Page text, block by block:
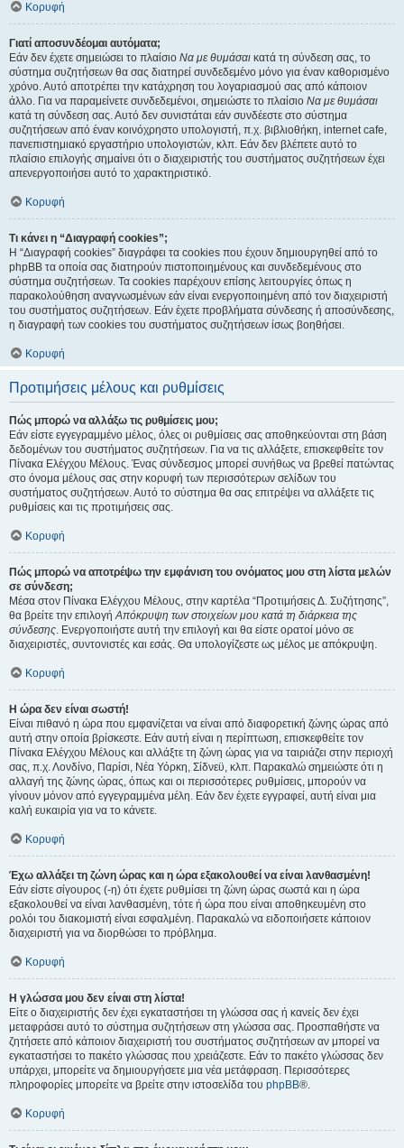
Κορυφή
Γιατί αποσυνδέομαι αυτόματα;
Εάν δεν έχετε σημειώσει το πλαίσιο Να με θυμάσαι κατά τη σύνδεση σας, το
σύστημα συζητήσεων θα σας διατηρεί συνδεδεμένο μόνο για έναν καθορισμένο
χρόνο. Αυτό αποτρέπει την κατάχρηση του λογαριασμού σας από κάποιον
άλλο. Για να παραμείνετε συνδεδεμένοι, σημειώστε το πλαίσιο Να με θυμάσαι
κατά τη σύνδεση σας. Αυτό δεν συνιστάται εάν συνδέεστε στο σύστημα
συζητήσεων από έναν κοινόχρηστο υπολογιστή, π.χ. βιβλιοθήκη, internet cafe,
πανεπιστημιακό εργαστήριο υπολογιστών, κλπ. Εάν δεν βλέπετε αυτό το
πλαίσιο επιλογής σημαίνει ότι ο διαχειριστής του συστήματος συζητήσεων έχει
απενεργοποιήσει αυτό το χαρακτηριστικό.
Κορυφή
Τι κάνει η “Διαγραφή cookies”;
Η “Διαγραφή cookies” διαγράφει τα cookies που έχουν δημιουργηθεί από το
phpBB τα οποία σας διατηρούν πιστοποιημένους και συνδεδεμένους στο
σύστημα συζητήσεων. Τα cookies παρέχουν επίσης λειτουργίες όπως η
παρακολούθηση αναγνωσμένων εάν είναι ενεργοποιημένη από τον διαχειριστή
του συστήματος συζητήσεων. Εάν έχετε προβλήματα σύνδεσης ή αποσύνδεσης,
η διαγραφή των cookies του συστήματος συζητήσεων ίσως βοηθήσει.
Κορυφή
Προτιμήσεις μέλους και ρυθμίσεις
Πώς μπορώ να αλλάξω τις ρυθμίσεις μου;
Εάν είστε εγγεγραμμένο μέλος, όλες οι ρυθμίσεις σας αποθηκεύονται στη βάση
δεδομένων του συστήματος συζητήσεων. Για να τις αλλάξετε, επισκεφθείτε τον
Πίνακα Ελέγχου Μέλους. Ένας σύνδεσμος μπορεί συνήθως να βρεθεί πατώντας
στο όνομα μέλους σας στην κορυφή των περισσότερων σελίδων του
συστήματος συζητήσεων. Αυτό το σύστημα θα σας επιτρέψει να αλλάξετε τις
ρυθμίσεις και τις προτιμήσεις σας.
Κορυφή
Πώς μπορώ να αποτρέψω την εμφάνιση του ονόματος μου στη λίστα μελών
σε σύνδεση;
Μέσα στον Πίνακα Ελέγχου Μέλους, στην καρτέλα “Προτιμήσεις Δ. Συζήτησης”,
θα βρείτε την επιλογήΑπόκρυψη των στοιχείων μου κατά τη διάρκεια της
σύνδεσης. Ενεργοποιήστε αυτή την επιλογή και θα είστε ορατοί μόνο σε
διαχειριστές, συντονιστές και εσάς. Θα υπολογίζεστε ως μέλος με απόκρυψη.
Κορυφή
Η ώρα δεν είναι σωστή!
Είναι πιθανό η ώρα που εμφανίζεται να είναι από διαφορετική ζώνης ώρας από
αυτή στην οποία βρίσκεστε. Εάν αυτή είναι η περίπτωση, επισκεφθείτε τον
Πίνακα Ελέγχου Μέλους και αλλάξτε τη ζώνη ώρας για να ταιριάζει στην περιοχή
σας, π.χ. Λονδίνο, Παρίσι, Νέα Υόρκη, Σίδνεϋ, κλπ. Παρακαλώ σημειώστε ότι η
αλλαγή της ζώνης ώρας, όπως και οι περισσότερες ρυθμίσεις, μπορούν να
γίνουν μόνον από εγγεγραμμένα μέλη. Εάν δεν έχετε εγγραφεί, αυτή είναι μια
καλή ευκαιρία για να το κάνετε.
Κορυφή
Έχω αλλάξει τη ζώνη ώρας και η ώρα εξακολουθεί να είναι λανθασμένη!
Εάν είστε σίγουρος (-η) ότι έχετε ρυθμίσει τη ζώνη ώρας σωστά και η ώρα
εξακολουθεί να είναι λανθασμένη, τότε ή ώρα που είναι αποθηκευμένη στο
ρολόι του διακομιστή είναι εσφαλμένη. Παρακαλώ να ειδοποιήσετε κάποιον
διαχειριστή για να διορθώσει το πρόβλημα.
Κορυφή
Η γλώσσα μου δεν είναι στη λίστα!
Είτε ο διαχειριστής δεν έχει εγκαταστήσει τη γλώσσα σας ή κανείς δεν έχει
μεταφράσει αυτό το σύστημα συζητήσεων στη γλώσσα σας. Προσπαθήστε να
ζητήσετε από κάποιον διαχειριστή του συστήματος συζητήσεων αν μπορεί να
εγκαταστήσει το πακέτο γλώσσας που χρειάζεστε. Εάν το πακέτο γλώσσας δεν
υπάρχει, μπορείτε να δημιουργήσετε μια νέα μετάφραση. Περισσότερες
πληροφορίες μπορείτε να βρείτε στην ιστοσελίδα του phpBB®.
Κορυφή